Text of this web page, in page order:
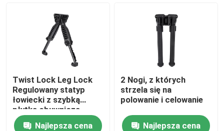
Twist Lock Leg Lock
Regulowany statyp
łowiecki z szybką
płytką obuwniczą
Najlepsza cena
2 Nogi, z których
strzela się na
polowanie i celowanie
Najlepsza cena